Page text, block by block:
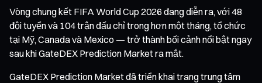
Vòng chung kết FIFA World Cup 2026 đang diễn ra, với 48
đội tuyển và 104 trận đấu chỉ trong hơn một tháng, tổ chức
tại Mỹ, Canada và Mexico — trở thành bối cảnh nổi bật ngay
sau khi GateDEX Prediction Market ra mắt.
GateDEX Prediction Market đã triển khai trang trung tâm